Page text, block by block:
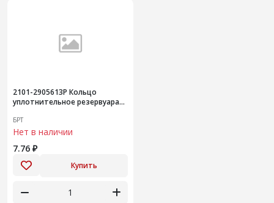
2101-2905613Р Кольцо
уплотнительное резервуара
подвески
БРТ
Нет в наличии
7.76 ₽
Купить